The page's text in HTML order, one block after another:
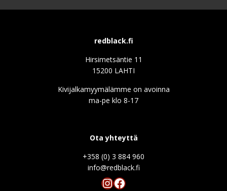
redblack.fi
Hirsimetsäntie 11
15200 LAHTI
Kivijalkamyymälämme on avoinna
ma-pe klo 8-17
Ota yhteyttä
+358 (0) 3 884 960
info@redblack.f
Instagram
Facebook